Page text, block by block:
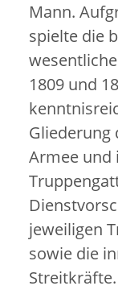
Mann.
spielte die
1809 und
Gliederung
Armee und
jeweiligen
sowie die